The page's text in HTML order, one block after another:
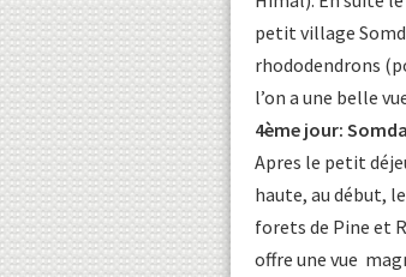
petit village
rhododendrons
l’on a une belle
4ème jour:
Apres le petit
haute, au début,
forets de Pine et
offre une vue